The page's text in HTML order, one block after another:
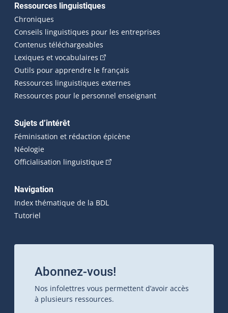
Ressources linguistiques
Chroniques
Conseils linguistiques pour les entreprises
Contenus téléchargeables
Lexiques et vocabulaires (Cet hyperlien externe s'ouvrira
Outils pour apprendre le français
Ressources linguistiques externes
Ressources pour le personnel enseignant
Sujets d’intérêt
Féminisation et rédaction épicène
Néologie
Officialisation linguistique(Cet hyperlien externe s'ouvrira
Navigation
Index thématique de la BDL
Tutoriel
Abonnez-vous!
Nos infolettres vous permettent d’avoir accès
à plusieurs ressources.